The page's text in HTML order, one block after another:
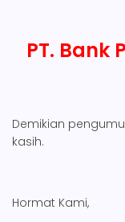
PT. Bank
Demikian
kasih.
Hormat Kami,